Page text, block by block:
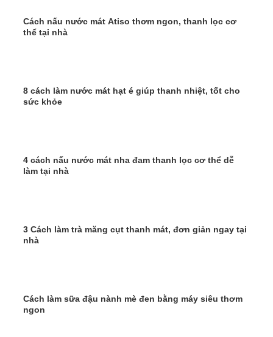
Cách nấu nước mát Atiso thơm ngon, thanh lọc cơ
thể tại nhà
8 cách làm nước mát hạt é giúp thanh nhiệt, tốt cho
sức khỏe
4 cách nấu nước mát nha đam thanh lọc cơ thể dễ
làm tại nhà
3 Cách làm trà măng cụt thanh mát, đơn giản ngay tại
nhà
Cách làm sữa đậu nành mè đen bằng máy siêu thơm
ngon